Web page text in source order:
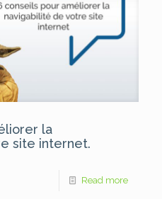
la
site internet.
Read more